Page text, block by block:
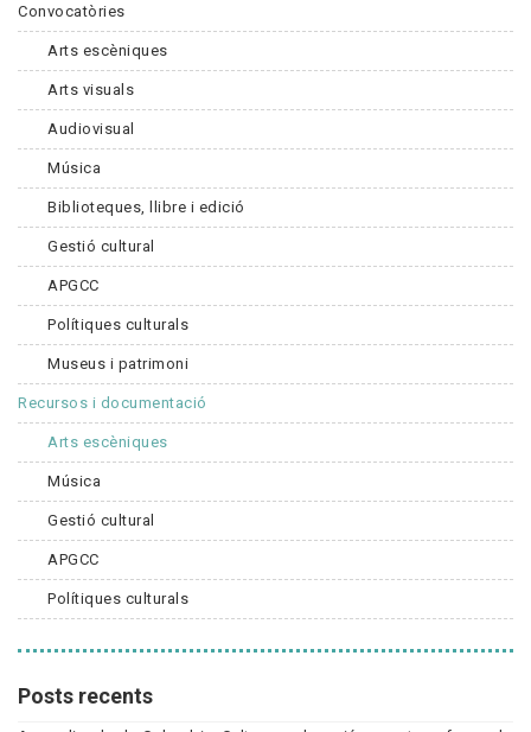
Convocatòries
Arts escèniques
Arts visuals
Audiovisual
Música
Biblioteques, llibre i edició
Gestió cultural
APGCC
Polítiques culturals
Museus i patrimoni
Recursos i documentació
Arts escèniques
Música
Gestió cultural
APGCC
Polítiques culturals
Posts recents